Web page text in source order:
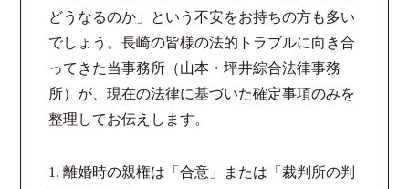
スタッフインタビュー
カウンセリング
法律相談継続サポートプラン
よくあるご質問
どうなるのか」という不安をお持ちの方も多い
でしょう。長崎の皆様の法的トラブルに向き合
ってきた当事務所（山本・坪井綜合法律事務
所）が、現在の法律に基づいた確定事項のみを
整理してお伝えします。
1. 離婚時の親権は「合意」または「裁判所の判